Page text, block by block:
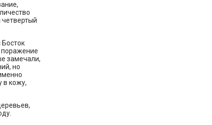
поражение
замечали,
но
в кожу,